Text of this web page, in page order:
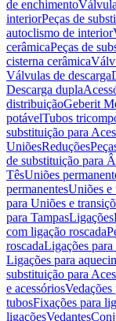
de enchimento
interiorPeças de
autoclismo de interior
cerâmicaPeças de
cisterna cerâmica
Válvulas de descarga
Descarga dupla
distribuiçãoGeberit
potávelTubos
substituição para
UniõesReduções
de substituição para
TêsUniões
permanentesUniões e
para Uniões e
para TampasLigações
com ligação roscada
roscadaLigações
Ligações para
substituição para
e acessóriosVedações
tubosFixações para
ligaçõesVedantes